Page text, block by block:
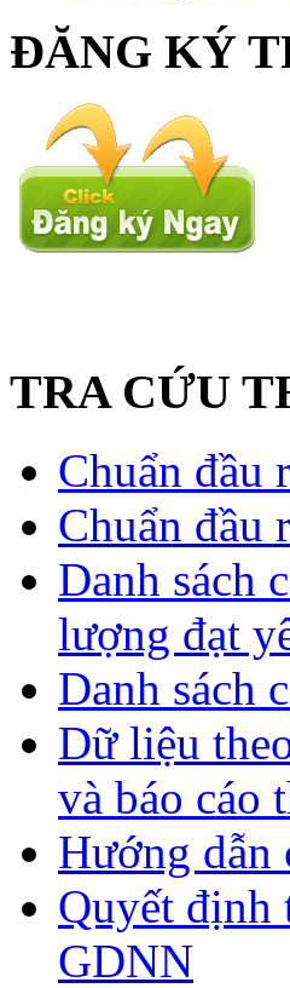
ĐĂNG KÝ
TRA CỨU
Chuẩn đầu
Chuẩn đầu
Danh sách
lượng đạt
Danh sách
Dữ liệu
và báo cáo
Hướng dẫn
Quyết định
GDNN